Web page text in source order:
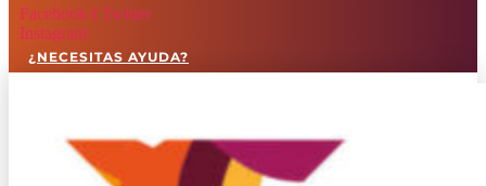
Facebook-f Twitter
Instagram
¿NECESITAS AYUDA?